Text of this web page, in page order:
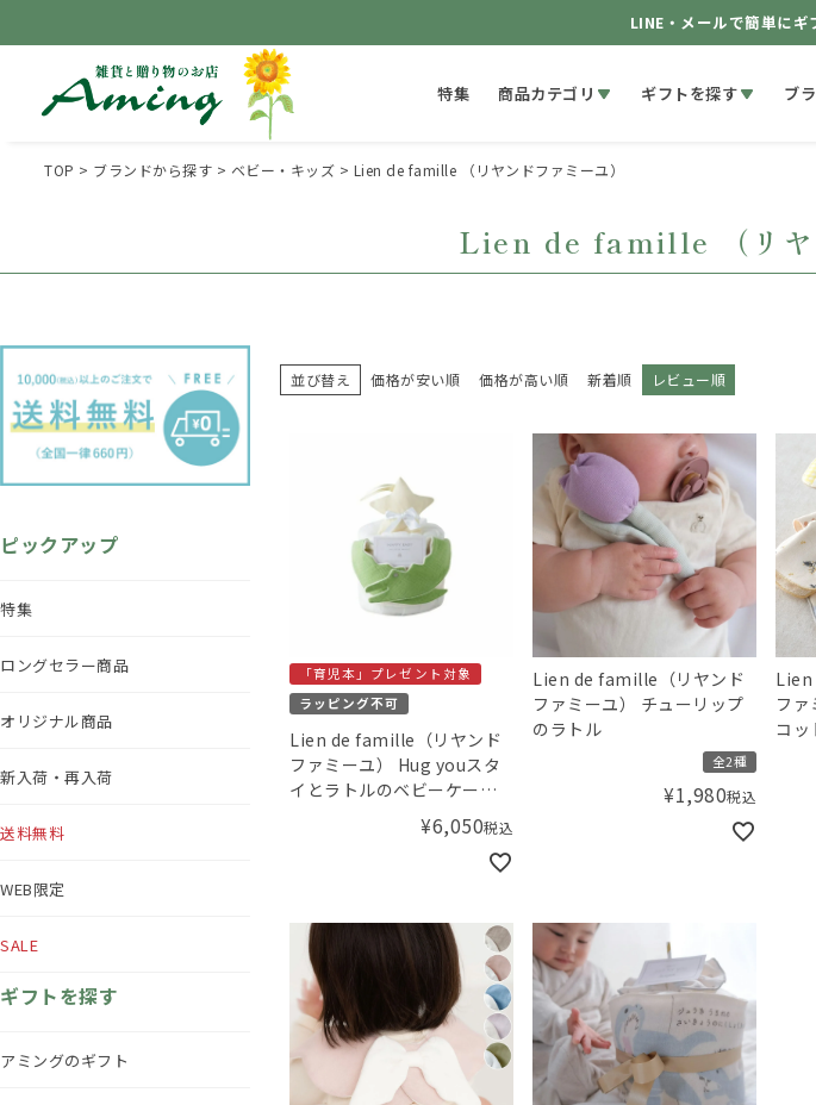
LINE・メールで簡単にギ
特集 商品カテゴリ ギフトを探す ブ
TOP ブランドから探す ベビー・キッズ Lien de famille （リヤンドファミーユ）
Lien de famille （リヤ
ピックアップ
特集
ロングセラー商品
オリジナル商品
新入荷・再入荷
送料無料
WEB限定
SALE
ギフトを探す
アミングのギフト
並び替え 価格が安い順 価格が高い順 新着順 レビュー順
「育児本」プレゼント対象
ラッピング不可
Lien de famille（リヤンド
ファミーユ） Hug youスタ
イとラトルのベビーケーキ
¥6,050税込
Lien de famille（リヤンド
ファミーユ） チューリップ
のラトル
全2種
¥1,980税込
Lien
ファ
コッ